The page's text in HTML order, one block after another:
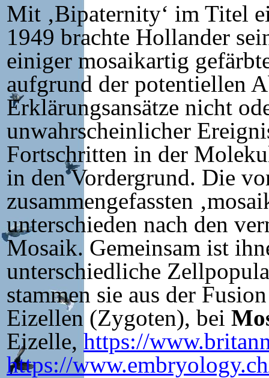
Mit ‚Bipaternity‘ im Titel
1949 brachte Hollander
einiger mosaikartig
aufgrund der potentiellen
Erklärungsansätze nicht
unwahrscheinlicher
Fortschritten in der
in den Vordergrund. Die
zusammengefassten
unterschieden nach den
Mosaik. Gemeinsam ist
unterschiedliche
stammen sie aus der
Eizellen (Zygoten), bei
Eizelle, https://
https://